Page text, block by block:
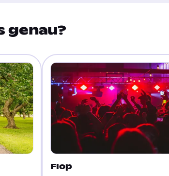
genau?
Flop